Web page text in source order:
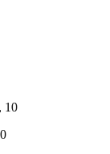
10